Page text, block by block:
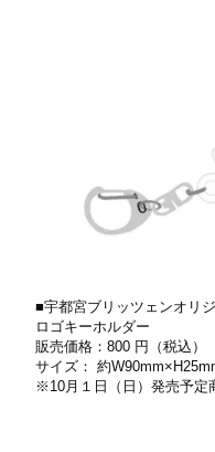
■宇都宮ブリッツェンオリ
ロゴキーホルダー
販売価格：800 円（税込）
サイズ： 約
※10⽉１⽇（日）発売予定